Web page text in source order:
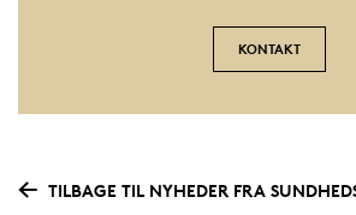
KONTAKT
TILBAGE TIL NYHEDER FRA